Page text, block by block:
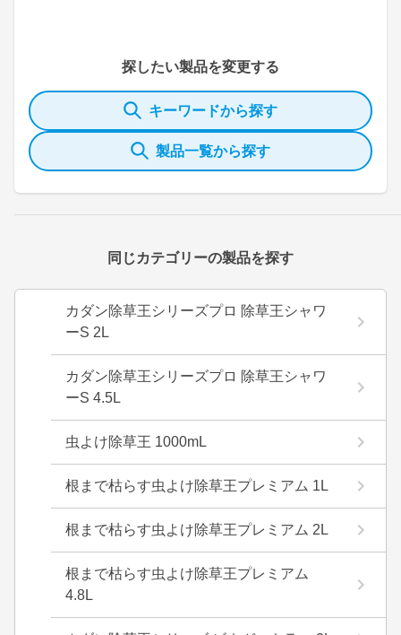
探したい製品を変更する
キーワードから探す
製品一覧から探す
同じカテゴリーの製品を探す
カダン除草王シリーズプロ 除草王シャワ
ーS 2L
カダン除草王シリーズプロ 除草王シャワ
ーS 4.5L
虫よけ除草王 1000mL
根まで枯らす虫よけ除草王プレミアム 1L
根まで枯らす虫よけ除草王プレミアム 2L
根まで枯らす虫よけ除草王プレミアム
4.8L